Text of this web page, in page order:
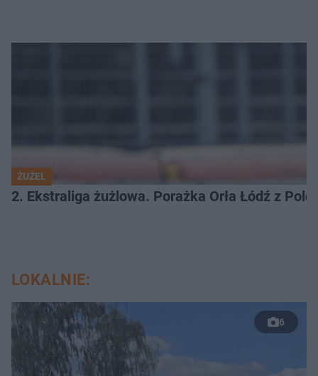
ŻUŻEL
2. Ekstraliga żużlowa. Porażka Orła Łódź z
LOKALNIE:
6